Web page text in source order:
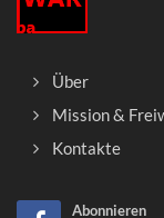
Über
Mission &
Kontakte
Abonnieren